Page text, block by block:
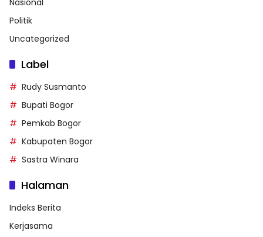
Politik
Uncategorized
Label
Rudy Susmanto
Bupati Bogor
Pemkab Bogor
Kabupaten Bogor
Sastra Winara
Halaman
Indeks Berita
Kerjasama